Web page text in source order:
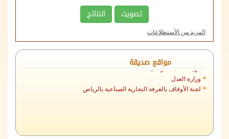
تصويت النتائج
المزيد من الأستطلاعات
مواقع صديقة
الهيئة العامة للأوقاف
وزارة العدل
لجنة الأوقاف بالغرفة التجارية الصناعية بالرياض